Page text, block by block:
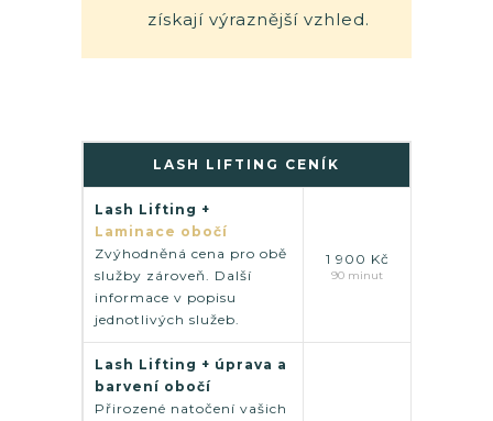
získají výraznější vzhled.
LASH LIFTING CENÍK
Lash Lifting +
Laminace obočí
Zvýhodněná cena pro obě
služby zároveň. Další
informace v popisu
jednotlivých služeb.
1 900 Kč
90 minut
Lash Lifting + úprava a
barvení obočí
Přirozené natočení vašich